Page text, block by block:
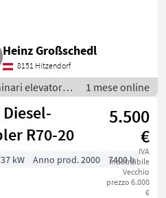
Heinz Großschedl
8151 Hitzendorf
elevatori e
/
elevatori
1 mese online
R70-20
5.500
€
IVA
indetraibile
Vecchio
prezzo 6.000
€
kW Anno prod. 2000 7400 h